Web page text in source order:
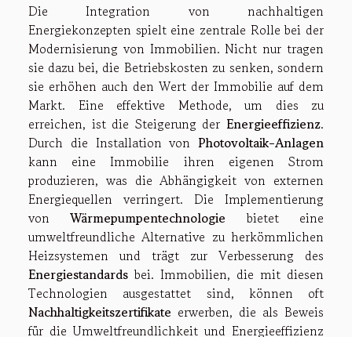
Die Integration von nachhaltigen
Energiekonzepten spielt eine zentrale Rolle bei der
Modernisierung von Immobilien. Nicht nur tragen
sie dazu bei, die Betriebskosten zu senken, sondern
sie erhöhen auch den Wert der Immobilie auf dem
Markt. Eine effektive Methode, um dies zu
erreichen, ist die Steigerung der Energieeffizienz.
Durch die Installation von Photovoltaik-Anlagen
kann eine Immobilie ihren eigenen Strom
produzieren, was die Abhängigkeit von externen
Energiequellen verringert. Die Implementierung
vonWärmepumpentechnologie bietet eine
umweltfreundliche Alternative zu herkömmlichen
Heizsystemen und trägt zur Verbesserung des
Energiestandards bei. Immobilien, die mit diesen
Technologien ausgestattet sind, können oft
Nachhaltigkeitszertifikate erwerben, die als Beweis
für die Umweltfreundlichkeit und Energieeffizienz